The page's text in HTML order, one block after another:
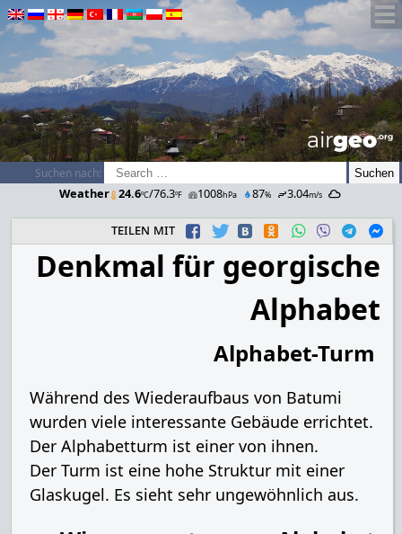
airGEO.oRg
Suchen nach:
Weather 24.6ºC/76.3ºF 1008hPa 87% 3.04m/s
teilen mit
Denkmal für georgische
Alphabet
Alphabet-Turm
Während des Wiederaufbaus von Batumi
wurden viele interessante Gebäude errichtet.
Der Alphabetturm ist einer von ihnen.
Der Turm ist eine hohe Struktur mit einer
Glaskugel. Es sieht sehr ungewöhnlich aus.